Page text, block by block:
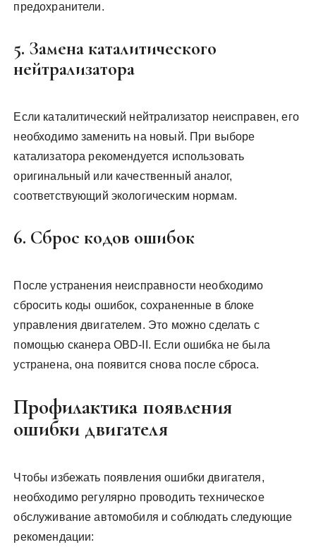
предохранители.
5. Замена каталитического
нейтрализатора
Если каталитический нейтрализатор неисправен, его
необходимо заменить на новый. При выборе
катализатора рекомендуется использовать
оригинальный или качественный аналог,
соответствующий экологическим нормам.
6. Сброс кодов ошибок
После устранения неисправности необходимо
сбросить коды ошибок, сохраненные в блоке
управления двигателем. Это можно сделать с
помощью сканера OBD-II. Если ошибка не была
устранена, она появится снова после сброса.
Профилактика появления
ошибки двигателя
Чтобы избежать появления ошибки двигателя,
необходимо регулярно проводить техническое
обслуживание автомобиля и соблюдать следующие
рекомендации: